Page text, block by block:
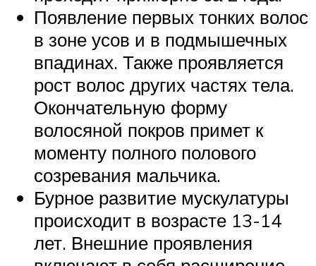
Появление первых тонких волос
в зоне усов и в подмышечных
впадинах. Также проявляется
рост волос других частях тела.
Окончательную форму
волосяной покров примет к
моменту полного полового
созревания мальчика.
Бурное развитие мускулатуры
происходит в возрасте 13-14
лет. Внешние проявления